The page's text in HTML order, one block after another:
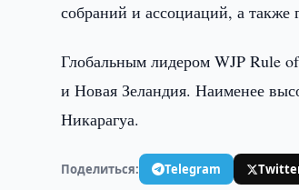
собраний и ассоциаций, а также
Глобальным лидером WJP Rule
и Новая Зеландия. Наименее
Никарагуа.
Поделиться: Telegram